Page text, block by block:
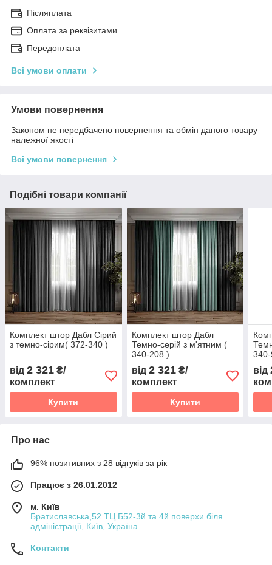
Післяплата
Оплата за реквізитами
Передоплата
Всі умови оплати
Умови повернення
Законом не передбачено повернення та обмін даного товару
належної якості
Всі умови повернення
Подібні товари компанії
Комплект штор Дабл Сірий
з темно-сірим( 372-340 )
від 2 321 ₴/
комплект
Купити
Комплект штор Дабл
Темно-серій з м'ятним (
340-208 )
від 2 321₴/
комплект
Купити
від
Про нас
96% позитивних з 28 відгуків за рік
Працює з 26.01.2012
м. Київ
Братиславська,52 ТЦ Б52-3й та 4й поверхи біля
адміністрації, Київ, Україна
Контакти